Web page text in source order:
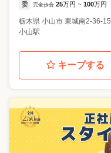
委 完全歩合 25万円 ~ 100万円
栃木県 小山市 東城南2-36-15
小山駅
キープする